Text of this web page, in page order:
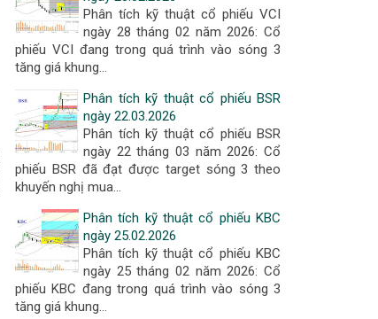
Phân tích kỹ thuật cổ phiếu VCI
ngày 28 tháng 02 năm 2026: Cổ
phiếu VCI đang trong quá trình vào sóng 3
tăng giá khung…
Phân tích kỹ thuật cổ phiếu BSR
ngày 22.03.2026
Phân tích kỹ thuật cổ phiếu BSR
ngày 22 tháng 03 năm 2026: Cổ
phiếu BSR đã đạt được target sóng 3 theo
khuyến nghị mua…
Phân tích kỹ thuật cổ phiếu KBC
ngày 25.02.2026
Phân tích kỹ thuật cổ phiếu KBC
ngày 25 tháng 02 năm 2026: Cổ
phiếu KBC đang trong quá trình vào sóng 3
tăng giá khung…